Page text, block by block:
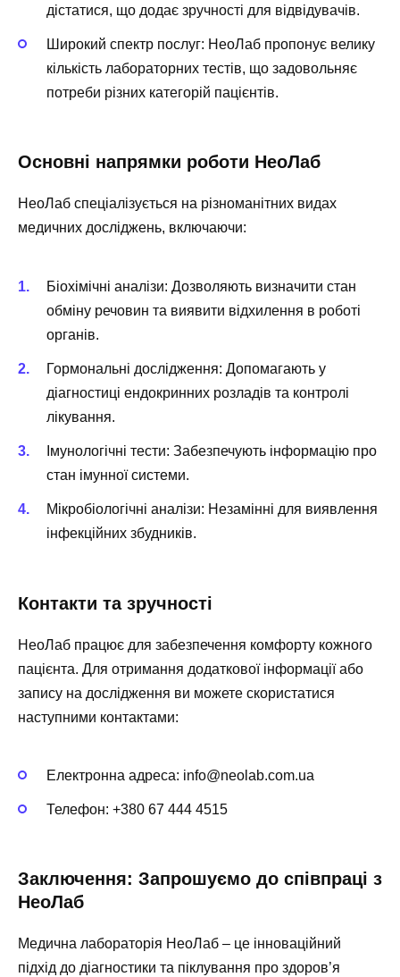
дістатися, що додає зручності для відвідувачів.
Широкий спектр послуг: НеоЛаб пропонує велику
кількість лабораторних тестів, що задовольняє
потреби різних категорій пацієнтів.
Основні напрямки роботи НеоЛаб
НеоЛаб спеціалізується на різноманітних видах
медичних досліджень, включаючи:
Біохімічні аналізи: Дозволяють визначити стан
обміну речовин та виявити відхилення в роботі
органів.
Гормональні дослідження: Допомагають у
діагностиці ендокринних розладів та контролі
лікування.
Імунологічні тести: Забезпечують інформацію про
стан імунної системи.
Мікробіологічні аналізи: Незамінні для виявлення
інфекційних збудників.
Контакти та зручності
НеоЛаб працює для забезпечення комфорту кожного
пацієнта. Для отримання додаткової інформації або
запису на дослідження ви можете скористатися
наступними контактами:
Електронна адреса: info@neolab.com.ua
Телефон: +380 67 444 4515
Заключення: Запрошуємо до співпраці з
НеоЛаб
Медична лабораторія НеоЛаб – це інноваційний
підхід до діагностики та піклування про здоров’я